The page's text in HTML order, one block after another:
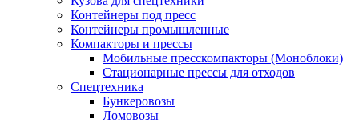
Контейнеры под пресс
Контейнеры промышленные
Компакторы и прессы
Мобильные пресскомпакторы (Моноблоки)
Стационарные прессы для отходов
Спецтехника
Бункеровозы
Ломовозы